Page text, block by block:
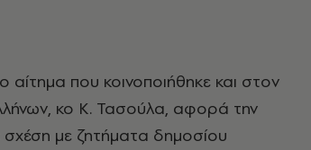
αίτημα που κοινοποιήθηκε και στον
κο Κ. Τασούλα, αφορά την
με ζητήματα δημοσίου